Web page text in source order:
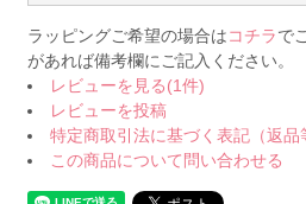
ラッピングご希望の場合はコチラで
があれば備考欄にご記入ください。
レビューを見る(1件)
レビューを投稿
特定商取引法に基づく表記（返品
この商品について問い合わせる